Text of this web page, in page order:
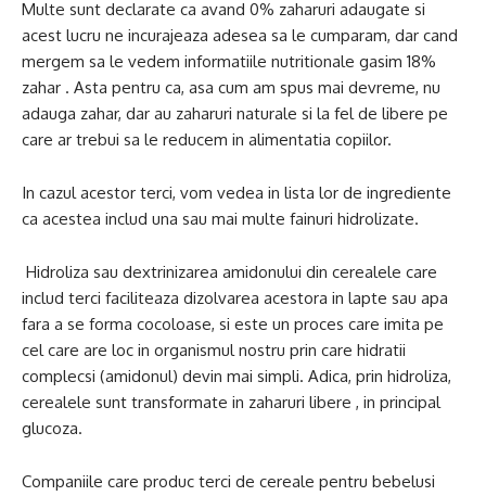
Multe sunt declarate ca avand 0% zaharuri adaugate si
acest lucru ne incurajeaza adesea sa le cumparam, dar cand
mergem sa le vedem informatiile nutritionale gasim 18%
zahar . Asta pentru ca, asa cum am spus mai devreme, nu
adauga zahar, dar au zaharuri naturale si la fel de libere pe
care ar trebui sa le reducem in alimentatia copiilor.
In cazul acestor terci, vom vedea in lista lor de ingrediente
ca acestea includ una sau mai multe fainuri hidrolizate.
Hidroliza sau dextrinizarea amidonului din cerealele care
includ terci faciliteaza dizolvarea acestora in lapte sau apa
fara a se forma cocoloase, si este un proces care imita pe
cel care are loc in organismul nostru prin care hidratii
complecsi (amidonul) devin mai simpli. Adica, prin hidroliza,
cerealele sunt transformate in zaharuri libere , in principal
glucoza.
Companiile care produc terci de cereale pentru bebelusi